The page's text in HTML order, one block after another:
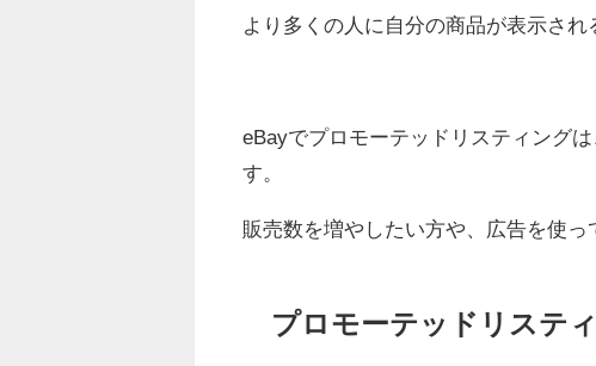
より多くの人に自分の商品が表示さ
eBayでプロモーテッドリスティング
す。
販売数を増やしたい方や、広告を使っ
プロモーテッドリステ